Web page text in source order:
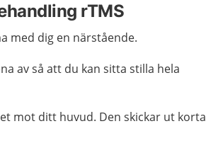
rTMS
med dig en närstående.
av så att du kan sitta stilla hela
mot ditt huvud. Den skickar ut korta